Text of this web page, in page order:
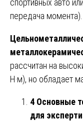
спортивных авто
передача момента).
рассчитан на
Н·м), но обладает
4 Основные
для